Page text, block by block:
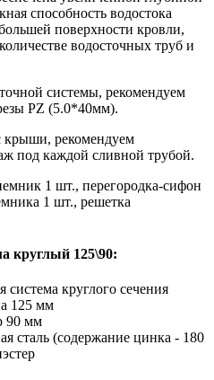
способность водостока
поверхности кровли,
водосточных труб и
системы, рекомендуем
PZ (5.0*40мм).
крыши, рекомендуем
под каждой сливной трубой.
1 шт., перегородка-сифон
1 шт., решетка
круглый 125\90:
система круглого сечения
125 мм
90 мм
сталь (содержание цинка - 180